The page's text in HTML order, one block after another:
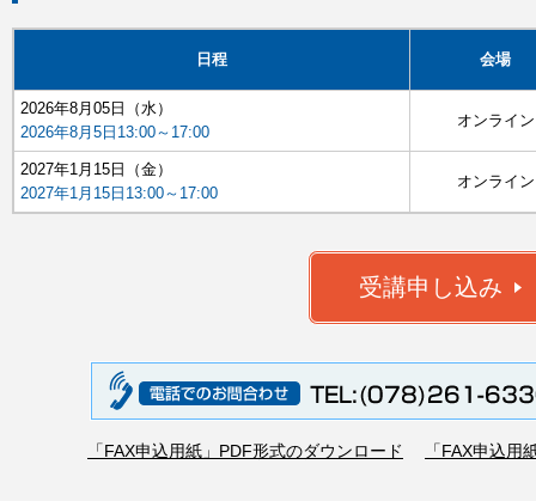
日程 会場
2026年8月05日（水）
2026年8月5日13:00～17:00
オンライン
2027年1月15日（金）
2027年1月15日13:00～17:00
オンライン
「FAX申込用紙」PDF形式のダウンロード 「FAX申込用